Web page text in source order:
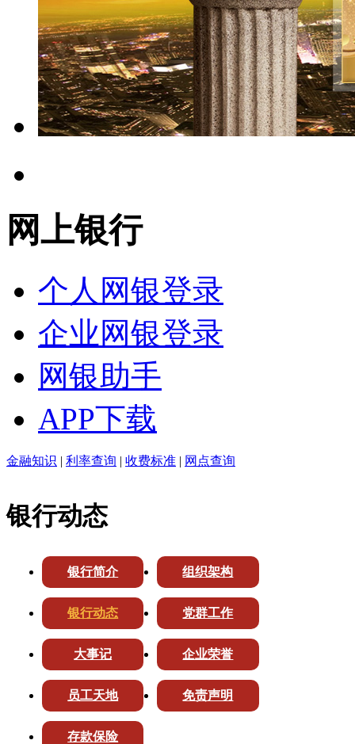
网上银行
个人网银登录
企业网银登录
网银助手
APP下载
金融知识 | 利率查询 | 收费标准 | 网点查询
银行动态
银行简介 组织架构
银行动态 党群工作
大事记 企业荣誉
员工天地 免责声明
存款保险